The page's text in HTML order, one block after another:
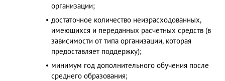
организации;
достаточное количество неизрасходованных,
имеющихся и переданных расчетных средств (в
зависимости от типа организации, которая
предоставляет поддержку);
минимум год дополнительного обучения после
среднего образования;